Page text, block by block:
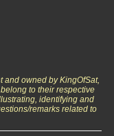
and owned by KingOfSat,
to their respective
identifying and
remarks related to